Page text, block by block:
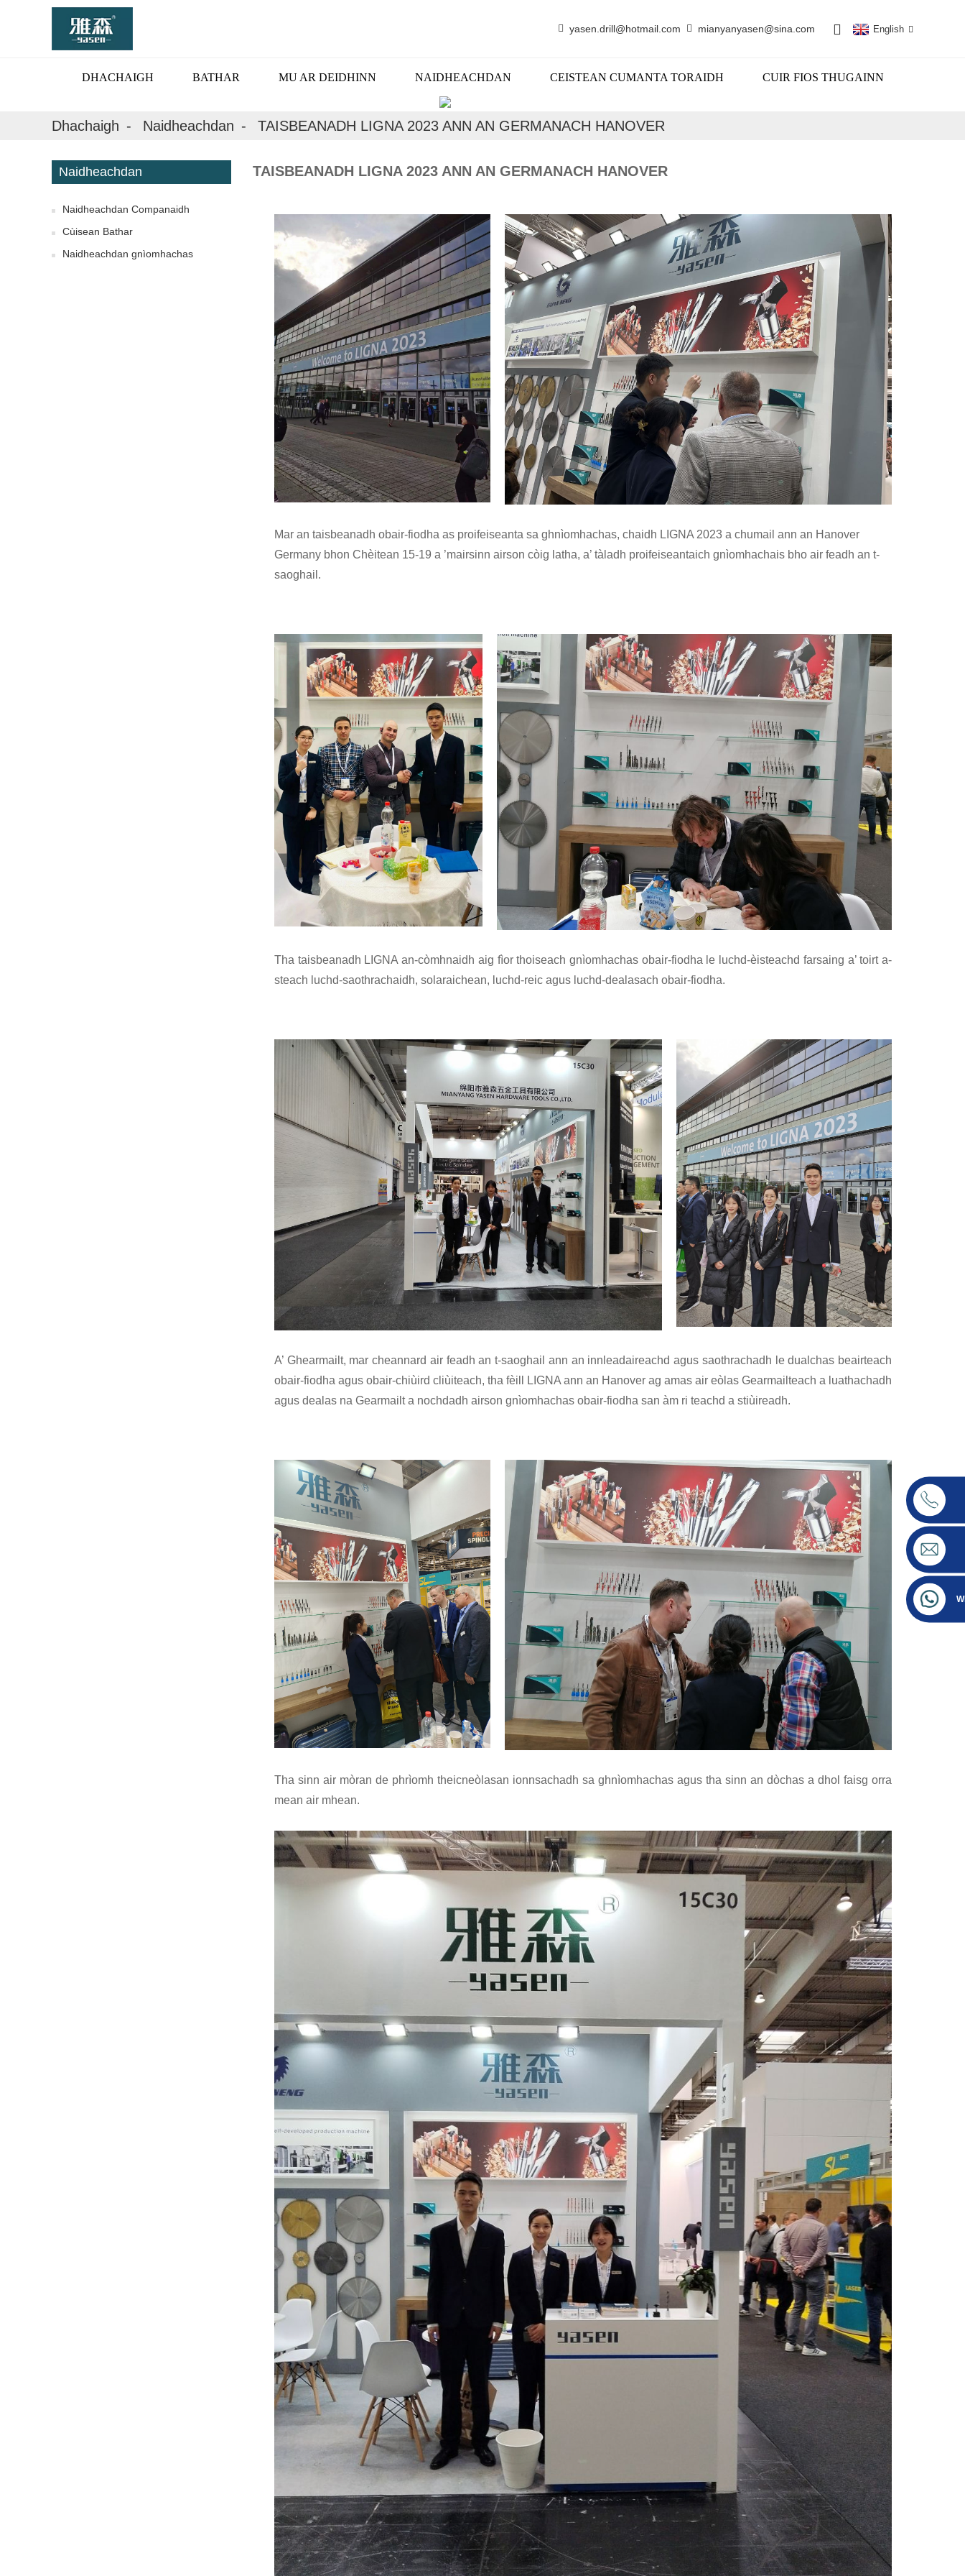
yasen.drill@hotmail.com mianyanyasen@sina.com English
DHACHAIGH BATHAR MU AR DEIDHINN NAIDHEACHDAN CEISTEAN CUMANTA TORAIDH CUIR FIOS THUGAINN
NAIDHEACHDAN
Dhachaigh Naidheachdan TAISBEANADH LIGNA 2023 ANN AN GERMANACH HANOVER
Naidheachdan
Naidheachdan Companaidh
Cùisean Bathar
Naidheachdan gnìomhachas
TAISBEANADH LIGNA 2023 ANN AN GERMANACH HANOVER
Mar an taisbeanadh obair-fiodha as proifeiseanta sa ghnìomhachas, chaidh LIGNA 2023 a chumail ann an Hanover
Germany bhon Chèitean 15-19 a ’mairsinn airson còig latha, a’ tàladh proifeiseantaich gnìomhachais bho air feadh an t-
saoghail.
Tha taisbeanadh LIGNA an-còmhnaidh aig fìor thoiseach gnìomhachas obair-fiodha le luchd-èisteachd farsaing a’ toirt a-
steach luchd-saothrachaidh, solaraichean, luchd-reic agus luchd-dealasach obair-fiodha.
A’ Ghearmailt, mar cheannard air feadh an t-saoghail ann an innleadaireachd agus saothrachadh le dualchas beairteach
obair-fiodha agus obair-chiùird cliùiteach, tha fèill LIGNA ann an Hanover ag amas air eòlas Gearmailteach a luathachadh
agus dealas na Gearmailt a nochdadh airson gnìomhachas obair-fiodha san àm ri teachd a stiùireadh.
Tha sinn air mòran de phrìomh theicneòlasan ionnsachadh sa ghnìomhachas agus tha sinn an dòchas a dhol faisg orra
mean air mhean.